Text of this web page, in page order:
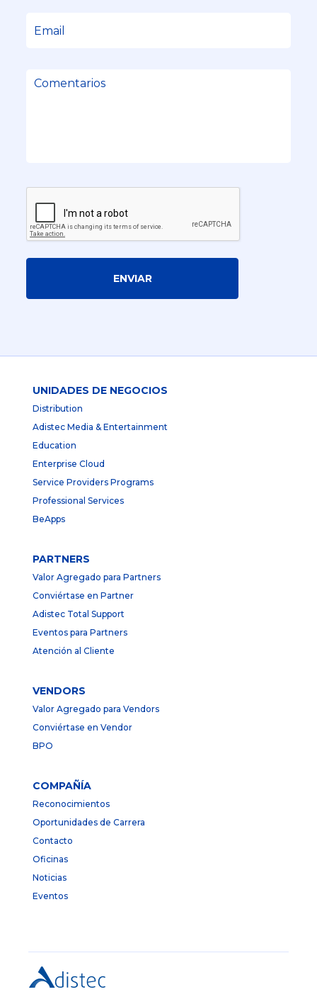
ENVIAR
UNIDADES DE NEGOCIOS
Distribution
Adistec Media & Entertainment
Education
Enterprise Cloud
Service Providers Programs
Professional Services
BeApps
PARTNERS
Valor Agregado para Partners
Conviértase en Partner
Adistec Total Support
Eventos para Partners
Atención al Cliente
VENDORS
Valor Agregado para Vendors
Conviértase en Vendor
BPO
COMPAÑÍA
Reconocimientos
Oportunidades de Carrera
Contacto
Oficinas
Noticias
Eventos